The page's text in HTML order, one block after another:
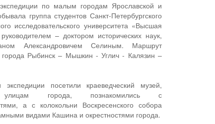
по малым городам Ярославской и
группа студентов Санкт-Петербургского
исследовательского университета «Высшая
– доктором исторических наук,
Александровичем Селиным. Маршрут
города Рыбинск – Мышкин - Углич - Калязин –
посетили краеведческий музей,
города, познакомились с
а с колокольни Воскресенского собора
видами Кашина и окрестностями города.